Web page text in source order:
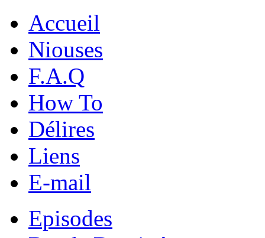
Accueil
Niouses
F.A.Q
How To
Délires
Liens
E-mail
Episodes